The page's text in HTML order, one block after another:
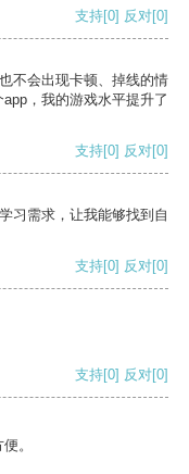
支持[0] 反对[0]
不会出现卡顿、掉线的情
，我的游戏水平提升了
支持[0] 反对[0]
习需求，让我能够找到自
支持[0] 反对[0]
支持[0] 反对[0]
。